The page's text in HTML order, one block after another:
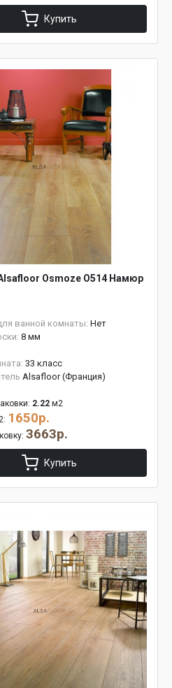
Купить
Osmoze O514 Намюр
ванной комнаты: Нет
8 мм
33 класс
Alsafloor (Франция)
2.22 м2
1650р.
3663р.
Купить